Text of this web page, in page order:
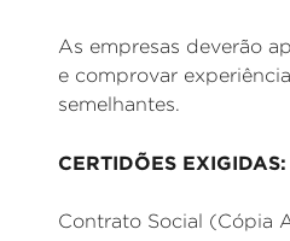
As empresas deverão
e comprovar
semelhantes.
CERTIDÕES EXIGIDAS:
Contrato Social (Cópia